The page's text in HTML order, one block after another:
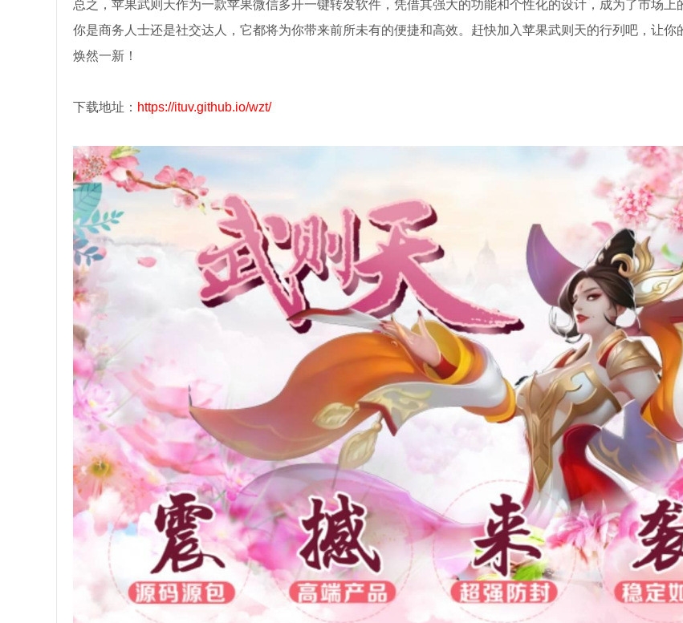
总之，苹果武则天作为一款苹果微信多开一键转发软件，凭借其强大的功能和个性化的设计，成为了市场上
你是商务人士还是社交达人，它都将为你带来前所未有的便捷和高效。赶快加入苹果武则天的行列吧，让你
焕然一新！
下载地址： https://ituv.github.io/wzt/